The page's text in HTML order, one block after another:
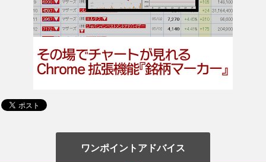
ワンポイントアドバイス